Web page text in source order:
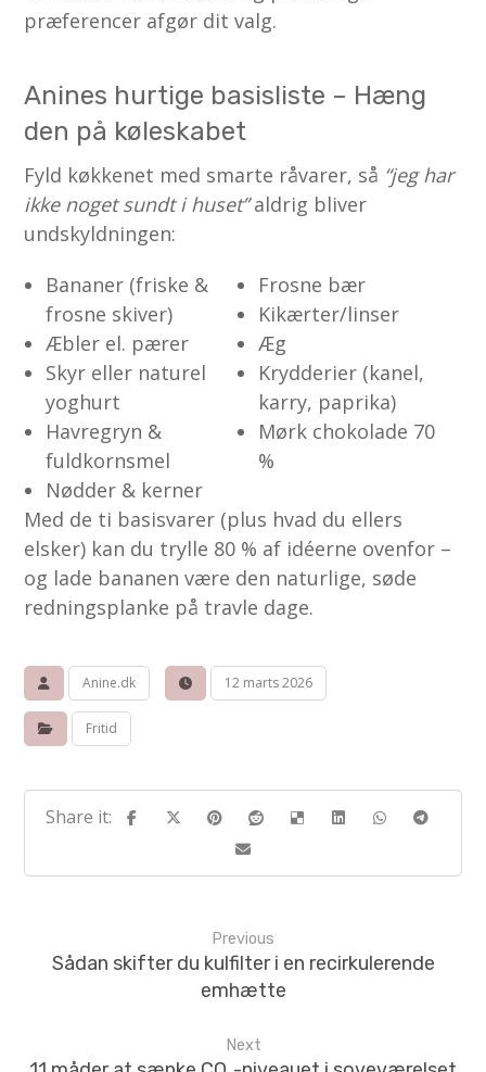
præferencer afgør dit valg.
Anines hurtige basisliste – Hæng
den på køleskabet
Fyld køkkenet med smarte råvarer, så “jeg har
ikke noget sundt i huset”aldrig bliver
undskyldningen:
Bananer (friske &
frosne skiver)
Æbler el. pærer
Skyr eller naturel
yoghurt
Havregryn &
fuldkornsmel
Nødder & kerner
Frosne bær
Kikærter/linser
Æg
Krydderier (kanel,
karry, paprika)
Mørk chokolade 70
%
Med de ti basisvarer (plus hvad du ellers
elsker) kan du trylle 80 % af idéerne ovenfor –
og lade bananen være den naturlige, søde
redningsplanke på travle dage.
Anine.dk 12 marts 2026
Fritid
Previous
Sådan skifter du kulfilter i en recirkulerende
emhætte
Next